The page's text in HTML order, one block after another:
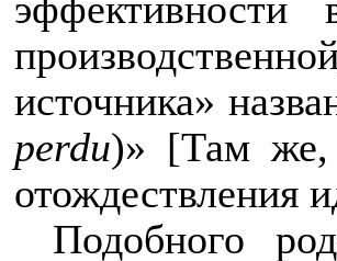
источника»
perdu)» [Там же,
отождествления
Подобного